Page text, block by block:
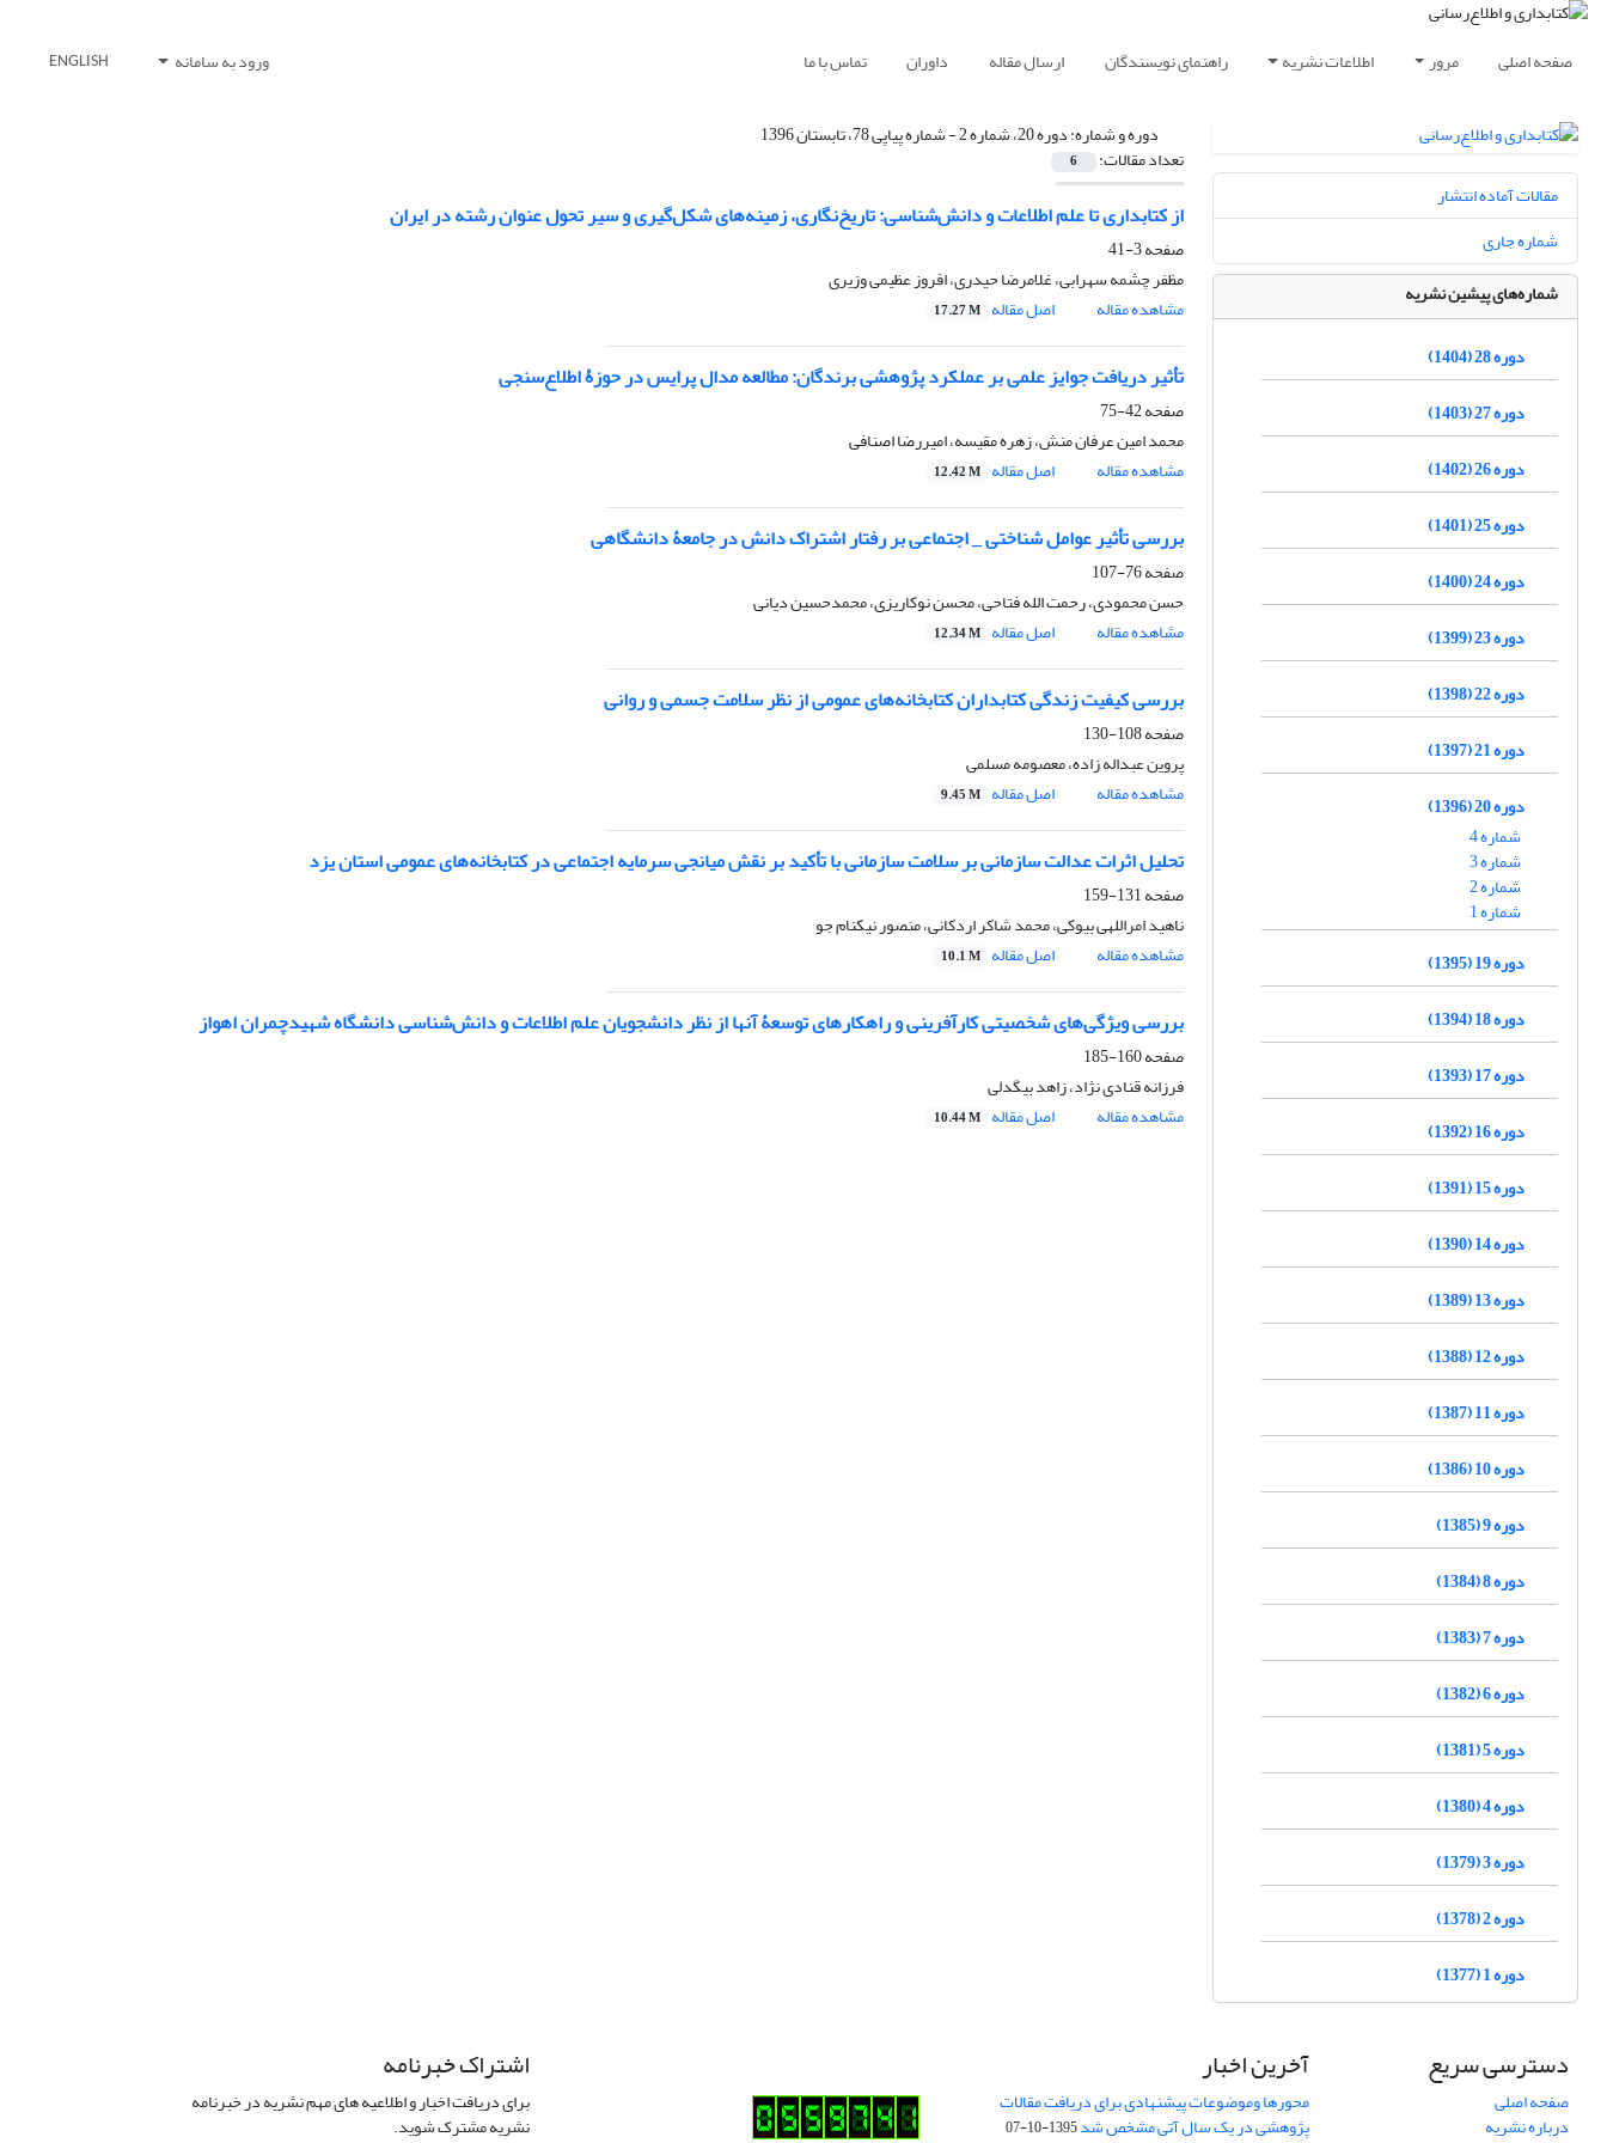
صفحه اصلی مرور اطلاعات نشریه راهنمای نویسندگان ارسال مقاله داوران تماس با ما ورود به سامانه ENGLISH
دوره و شماره:دوره 20، شماره 2 - شماره پیاپی 78، تابستان 1396
تعداد مقالات: 6
از کتابداری تا علم اطلاعات و دانش‌شناسی: تاریخ‌نگاری، زمینه‌های شکل‌گیری و سیر تحول عنوان رشته در ایران
صفحه3-41
مظفر چشمه سهرابی، غلامرضا حیدری، افروز عظیمی وزیری
مشاهده مقاله
اصل مقاله 17.27 M
تأثیر دریافت جوایز علمی بر عملکرد پژوهشی برندگان: مطالعه مدال پرایس در حوزۀ اطلاع‌سنجی
صفحه42-75
محمد امین عرفان منش، زهره مقیسه، امیررضا اصنافی
مشاهده مقاله
اصل مقاله 12.42 M
بررسی تأثیر عوامل شناختی _ اجتماعی بر رفتار اشتراک دانش در جامعۀ دانشگاهی
صفحه76-107
حسن محمودی، رحمت الله فتاحی، محسن نوکاریزی، محمدحسین دیانی
مشاهده مقاله
اصل مقاله 12.34 M
بررسی کیفیت زندگی کتابداران کتابخانه‌های عمومی از نظر سلامت جسمی و روانی
صفحه108-130
پروین عبداله زاده، معصومه مسلمی
مشاهده مقاله
اصل مقاله 9.45 M
تحلیل اثرات عدالت سازمانی بر سلامت سازمانی با تأکید بر نقش میانجی سرمایه اجتماعی در کتابخانه‌های عمومی استان یزد
صفحه131-159
ناهید امراللهی بیوکی، محمد شاکر اردکانی، منصور نیکنام جو
مشاهده مقاله
اصل مقاله 10.1 M
بررسی ویژگی‌های شخصیتی کارآفرینی و راهکارهای توسعۀ آنها از نظر دانشجویان علم اطلاعات و دانش‌شناسی دانشگاه شهیدچمران اهواز
صفحه160-185
فرزانه قنادی نژاد، زاهد بیگدلی
مشاهده مقاله
اصل مقاله 10.44 M
مقالات آماده انتشار
شماره جاری
شماره‌های پیشین نشریه
دوره 28 (1404)
دوره 27 (1403)
دوره 26 (1402)
دوره 25 (1401)
دوره 24 (1400)
دوره 23 (1399)
دوره 22 (1398)
دوره 21 (1397)
دوره 20 (1396)
شماره 4
شماره 3
شماره 2
شماره 1
دوره 19 (1395)
دوره 18 (1394)
دوره 17 (1393)
دوره 16 (1392)
دوره 15 (1391)
دوره 14 (1390)
دوره 13 (1389)
دوره 12 (1388)
دوره 11 (1387)
دوره 10 (1386)
دوره 9 (1385)
دوره 8 (1384)
دوره 7 (1383)
دوره 6 (1382)
دوره 5 (1381)
دوره 4 (1380)
دوره 3 (1379)
دوره 2 (1378)
دوره 1 (1377)
دسترسی سریع
صفحه اصلی
درباره نشریه
آخرین اخبار
محورها وموضوعات پیشنهادی برای دریافت مقالات
پژوهشی در یک سال آتی مشخص شد1395-10-07
اشتراک خبرنامه
برای دریافت اخبار و اطلاعیه های مهم نشریه در خبرنامه
نشریه مشترک شوید.